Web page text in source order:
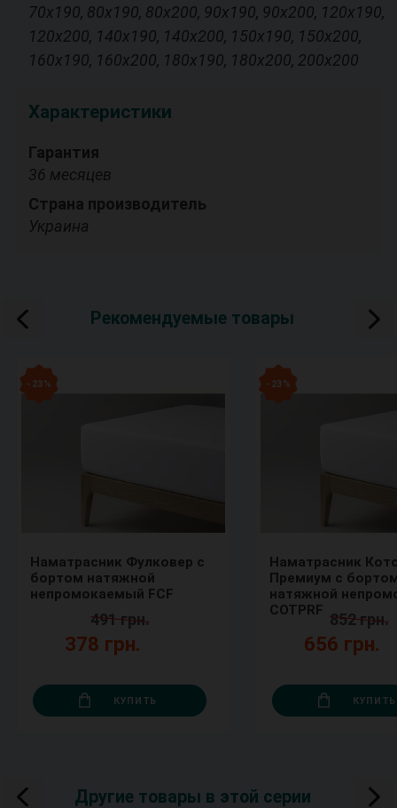
70х190, 80х190, 80х200, 90х190, 90х200, 120х190,
120х200, 140х190, 140х200, 150х190, 150х200,
160х190, 160х200, 180х190, 180х200, 200х200
Характеристики
Гарантия
36 месяцев
Страна производитель
Украина
Рекомендуемые товары
- 23 %
Наматрасник Фулковер с
бортом натяжной
непромокаемый FCF
378 грн.
491 грн.
КУПИТЬ
- 23 %
Наматрасник
Премиум с
натяжной
COTPRF
656 грн.
852 грн.
КУПИТЬ
Другие товары в этой серии